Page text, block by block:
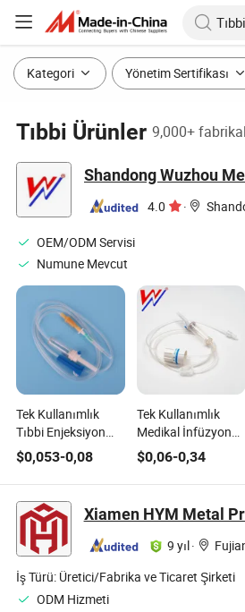
Kategori Yönetim Sertifikası
Tıbbi Ürünler 9,000+
4.0 ·
OEM/ODM Servisi
Numune Mevcut
Tek Kullanımlık
Tıbbi Enjeksiyon
Seti Luer Slip veya
Luer Lock ile
$0,053-0,08
Tek Kullanımlık
Medikal İnfüzyon
Seti IV Seti İyi Kalite
CE ISO ile
$0,06-0,34
Xiamen HYM Metal
9 yıl·
İş Türü: Üretici/Fabrika ve Ticaret Şirketi
ODM Hizmeti